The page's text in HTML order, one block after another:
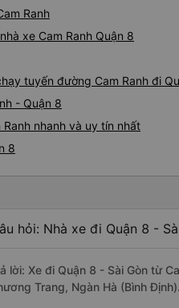
Ranh
xe Cam Ranh Quận 8
tuyến đường Cam Ranh đi
- Quận 8
nhanh và uy tín nhất
8
hỏi: Nhà xe đi Quận 8 -
lời: Xe đi Quận 8 - Sài Gòn từ
Trang, Ngàn Hà (Bình Định).